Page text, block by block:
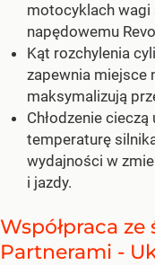
motocyklach wagi
napędowemu
Kąt rozchylenia
zapewnia miejsce
maksymalizują
Chłodzenie
temperaturę
wydajności w
i jazdy.
Współpraca
Partnerami -